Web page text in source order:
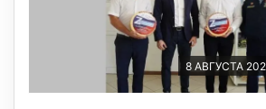
8 АВГУСТА